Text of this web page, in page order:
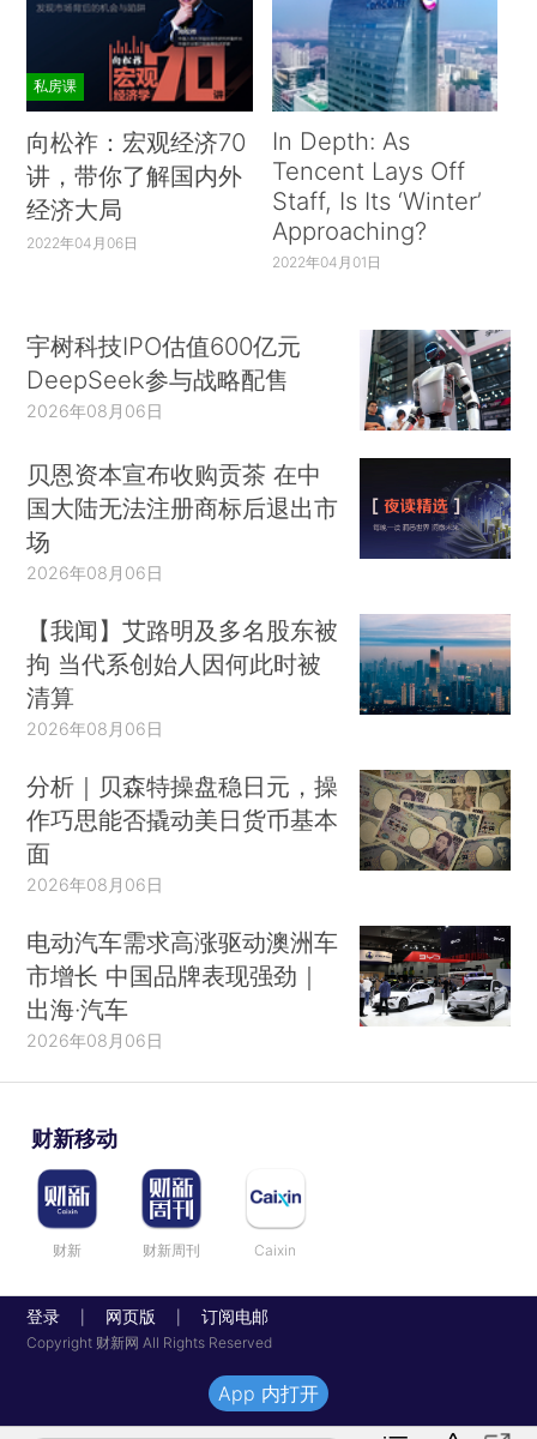
私房课
向松祚：宏观经济70
讲，带你了解国内外
经济大局
2022年04月06日
In Depth: As
Tencent Lays Off
Staff, Is Its ‘Winter’
Approaching?
2022年04月01日
宇树科技IPO估值600亿元
DeepSeek参与战略配售
2026年08月06日
贝恩资本宣布收购贡茶 在中
国大陆无法注册商标后退出市
场
2026年08月06日
【我闻】艾路明及多名股东被
拘 当代系创始人因何此时被
清算
2026年08月06日
分析｜贝森特操盘稳日元，操
作巧思能否撬动美日货币基本
面
2026年08月06日
电动汽车需求高涨驱动澳洲车
市增长 中国品牌表现强劲｜
出海·汽车
2026年08月06日
财新移动
财新 财新周刊 Caixin
登录 网页版 订阅电邮
Copyright 财新网 All Rights Reserved
App 内打开